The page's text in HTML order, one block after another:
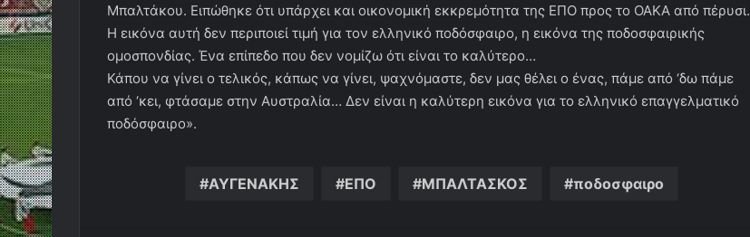
Μπαλτάκου. Ειπώθηκε ότι υπάρχει και οικονομική εκκρεμότητα της ΕΠΟ προς το ΟΑΚΑ από πέρυσι.
Η εικόνα αυτή δεν περιποιεί τιμή για τον ελληνικό ποδόσφαιρο, η εικόνα της ποδοσφαιρικής
ομοσπονδίας. Ένα επίπεδο που δεν νομίζω ότι είναι το καλύτερο…
Κάπου να γίνει ο τελικός, κάπως να γίνει, ψαχνόμαστε, δεν μας θέλει ο ένας, πάμε από ‘δω πάμε
από ‘κει, φτάσαμε στην Αυστραλία… Δεν είναι η καλύτερη εικόνα για το ελληνικό επαγγελματικό
ποδόσφαιρο».
ΑΥΓΕΝΑΚΗΣ ΕΠΟ ΜΠΑΛΤΑΣΚΟΣ ποδοσφαιρο